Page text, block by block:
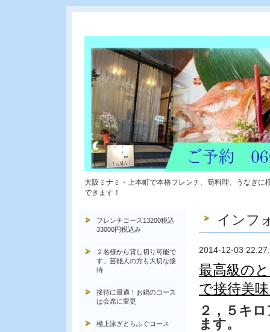
大阪ミナミ・上本町で本格フレンチ、筍料理、うなぎ
できます！
インフ
2014-12-03
最高級の
で接待美
２，５キ
ます。
フレンチコース13200税込
33000円税込み
２名様から貸し切り可能で
す。芸能人の方も大切な接
待
接待に最適！お鍋のコース
は会席に変更
極上泳ぎとらふぐコース